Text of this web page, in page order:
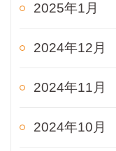
2025年1月
2024年12月
2024年11月
2024年10月